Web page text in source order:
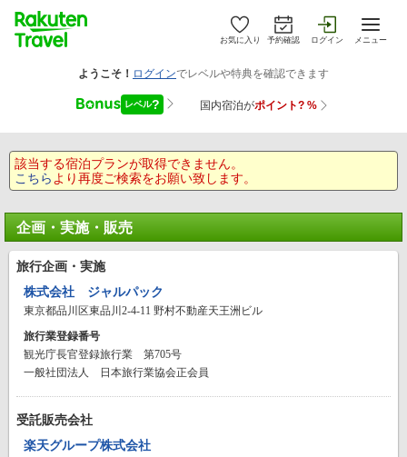
お気に入り 予約確認 ログイン メニュー
該当する宿泊プランが取得できません。
こちら より再度ご検索をお願い致します。
企画・実施・販売
旅行企画・実施
株式会社 ジャルパック
東京都品川区東品川2-4-11 野村不動産天王洲ビル
旅行業登録番号
観光庁長官登録旅行業 第705号
一般社団法人 日本旅行業協会正会員
受託販売会社
楽天グループ株式会社